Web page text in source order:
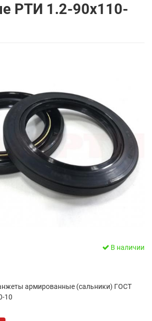
РТИ 1.2-90х110-
В наличии
армированные (сальники) ГОСТ
10